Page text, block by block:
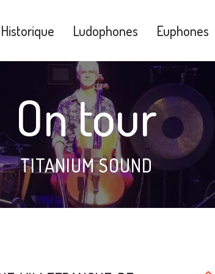
Historique Ludophones Euphones
On tour
TITANIUM SOUND